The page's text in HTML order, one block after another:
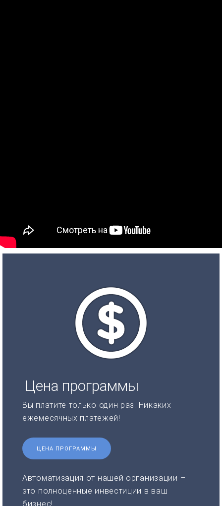
Цена программы
Вы платите только один раз. Никаких
ежемесячных платежей!
ЦЕНА ПРОГРАММЫ
Автоматизация от нашей организации –
это полноценные инвестиции в ваш
бизнес!